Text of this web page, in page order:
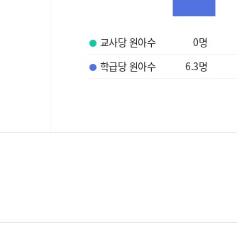
교사당 원아수 0명
학급당 원아수
6.3명